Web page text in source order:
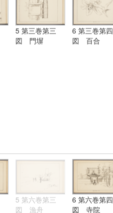
5 第三巻第三
図 門塀
6 第三巻第四
図 百合
5 第六巻第三
図 漁舟
6 第六巻第四
図 寺院